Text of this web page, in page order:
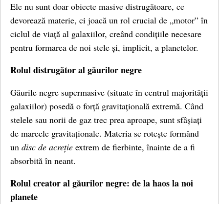
Ele nu sunt doar obiecte masive distrugătoare, ce
devorează materie, ci joacă un rol crucial de „motor” în
ciclul de viață al galaxiilor, creând condițiile necesare
pentru formarea de noi stele și, implicit, a planetelor.
Rolul distrugător al găurilor negre
Găurile negre supermasive (situate în centrul majorității
galaxiilor) posedă o forță gravitațională extremă. Când
stelele sau norii de gaz trec prea aproape, sunt sfâșiați
de mareele gravitaționale. Materia se rotește formând
un disc de acreție extrem de fierbinte, înainte de a fi
absorbită în neant.
Rolul creator al găurilor negre: de la haos la noi
planete